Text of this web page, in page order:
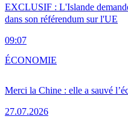
EXCLUSIF : L'Islande
dans son référendum sur l'UE
09:07
Merci la Chine : elle a sauvé
27.07.2026
ÉCONOMIE